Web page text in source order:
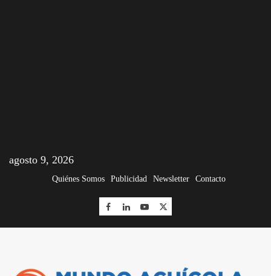
agosto 9, 2026
Quiénes Somos Publicidad Newsletter Contacto